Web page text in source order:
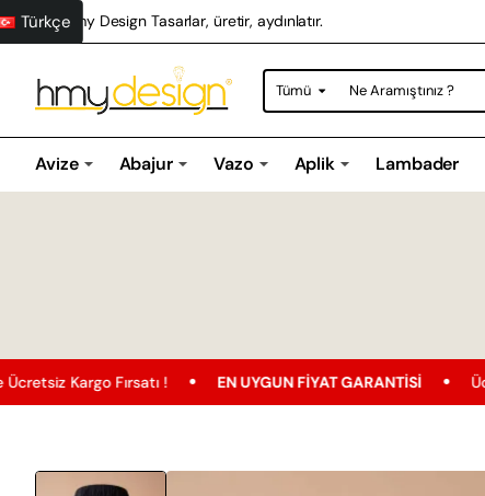
Hmy Design Tasarlar, üretir, aydınlatır.
Türkçe
Tümü
Ne
Aramıştınız
Avize Abajur Vazo Aplik Lambader
Fırsatı ! EN UYGUN FIYAT GARANTISI Ücretsiz Kargo